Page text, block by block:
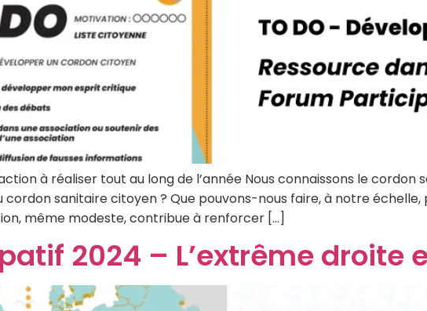
à réaliser tout au long de l’année Nous connaissons le
cordon sanitaire citoyen ? Que pouvons-nous faire, à notre
même modeste, contribue à renforcer […]
2024 – L’extrême droite